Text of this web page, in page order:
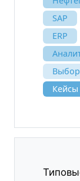
SAP
ERP
Кейсы